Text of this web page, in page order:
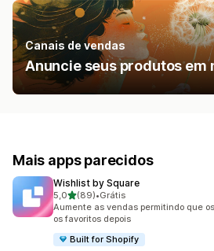
Canais de vendas
Anuncie seus produtos em
Mais apps parecidos
Wishlist by Square
5,0de 5 estrelas
(89)
89 avaliações ao todo
•Grátis
Aumente as vendas permitindo que
os favoritos depois
Built for Shopify